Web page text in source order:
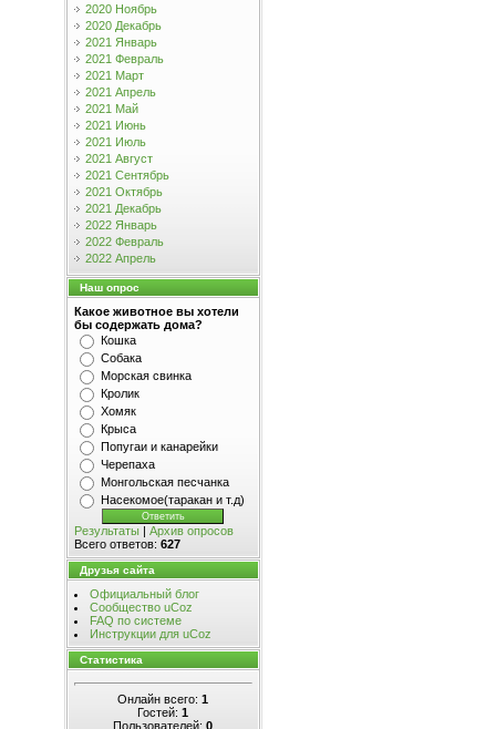
2020 Ноябрь
2020 Декабрь
2021 Январь
2021 Февраль
2021 Март
2021 Апрель
2021 Май
2021 Июнь
2021 Июль
2021 Август
2021 Сентябрь
2021 Октябрь
2021 Декабрь
2022 Январь
2022 Февраль
2022 Апрель
Наш опрос
Какое животное вы хотели
бы содержать дома?
Кошка
Собака
Морская свинка
Кролик
Хомяк
Крыса
Попугаи и канарейки
Черепаха
Монгольская песчанка
Насекомое(таракан и т.д)
Результаты| Архив опросов
Всего ответов: 627
Друзья сайта
Официальный блог
Сообщество uCoz
FAQ по системе
Инструкции для uCoz
Статистика
Онлайн всего: 1
Гостей: 1
Пользователей: 0